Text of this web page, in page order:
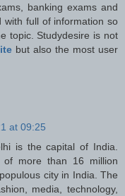
banking exams and
with full of information so
topic. Studydesire is not
but also the most user
at 09:25
is the capital of India.
of more than 16 million
city in India. The
media, technology,